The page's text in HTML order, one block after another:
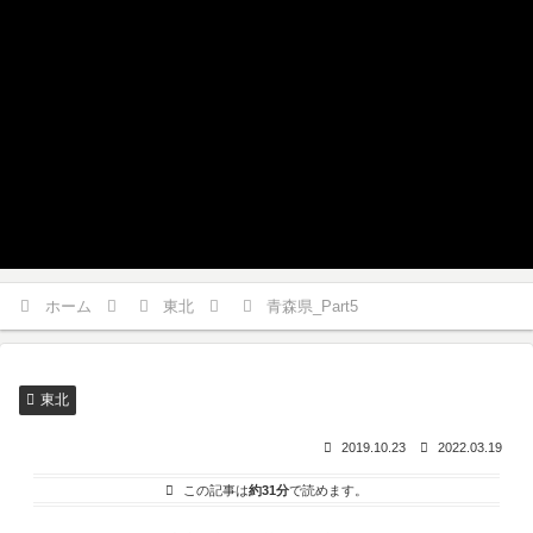
ホーム 東北 青森県_Part5
東北
2019.10.23 2022.03.19
この記事は約31分で読めます。